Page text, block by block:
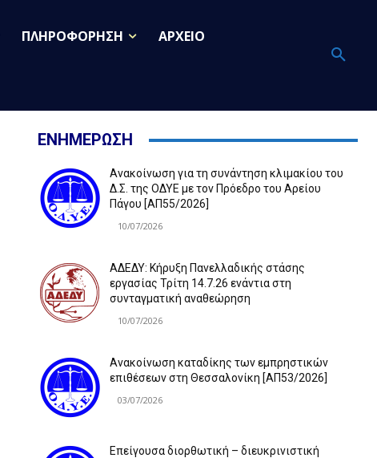
ΠΛΗΡΟΦΟΡΗΣΗ ΑΡΧΕΙΟ
ΕΝΗΜΕΡΩΣΗ
Ανακοίνωση για τη συνάντηση κλιμακίου του
Δ.Σ. της ΟΔΥΕ με τον Πρόεδρο του Αρείου
Πάγου [ΑΠ55/2026]
10/07/2026
ΑΔΕΔΥ: Κήρυξη Πανελλαδικής στάσης
εργασίας Τρίτη 14.7.26 ενάντια στη
συνταγματική αναθεώρηση
10/07/2026
Ανακοίνωση καταδίκης των εμπρηστικών
επιθέσεων στη Θεσσαλονίκη [ΑΠ53/2026]
03/07/2026
Επείγουσα διορθωτική – διευκρινιστική